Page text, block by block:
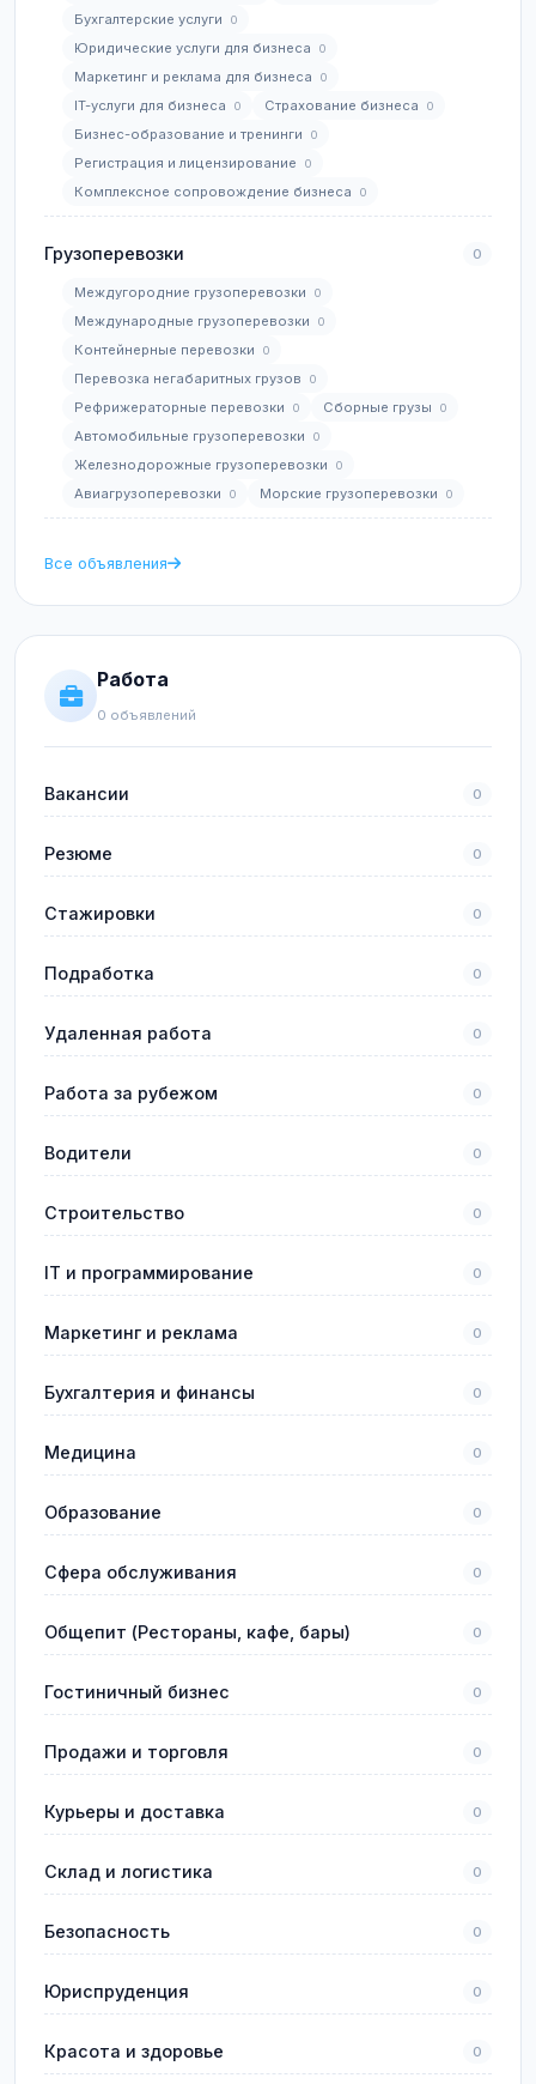
Бухгалтерские услуги 0
Юридические услуги для бизнеса 0
Маркетинг и реклама для бизнеса 0
IT-услуги для бизнеса 0 Страхование бизнеса 0
Бизнес-образование и тренинги 0
Регистрация и лицензирование 0
Комплексное сопровождение бизнеса 0
Грузоперевозки 0
Междугородние грузоперевозки 0
Международные грузоперевозки 0
Контейнерные перевозки 0
Перевозка негабаритных грузов 0
Рефрижераторные перевозки 0 Сборные грузы 0
Автомобильные грузоперевозки 0
Железнодорожные грузоперевозки 0
Авиагрузоперевозки 0 Морские грузоперевозки 0
Все объявления
Работа
0 объявлений
Вакансии 0
Резюме 0
Стажировки 0
Подработка 0
Удаленная работа 0
Работа за рубежом 0
Водители 0
Строительство 0
IT и программирование 0
Маркетинг и реклама 0
Бухгалтерия и финансы 0
Медицина 0
Образование 0
Сфера обслуживания 0
Общепит (Рестораны, кафе, бары) 0
Гостиничный бизнес 0
Продажи и торговля 0
Курьеры и доставка 0
Склад и логистика 0
Безопасность 0
Юриспруденция 0
Красота и здоровье 0